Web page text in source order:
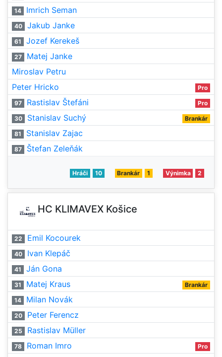
14 Imrich Seman
40 Jakub Janke
61 Jozef Kerekeš
27
Matej Janke
Miroslav Petru
Peter Hricko
Pro
97 Rastislav Štefáni Pro
30 Stanislav Suchý Brankár
81 Stanislav Zajac
87 Štefan Zeleňák
Hráči 10 Brankár 1 Výnimka 2
HC KLIMAVEX Košice
22 Emil Kocourek
40 Ivan Klepáč
41 Ján Gona
31 Matej Kraus Brankár
14 Milan Novák
20 Peter Ferencz
25 Rastislav Müller
78 Roman Imro Pro